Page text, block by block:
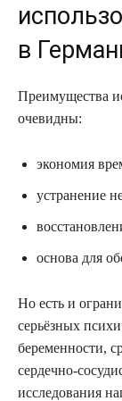
в
Преимущества
очевидны:
экономия
устранение
основа для
Но есть и
серьёзных
беременности,
исследования